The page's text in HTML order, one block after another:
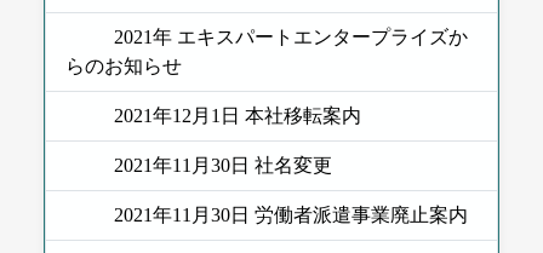
2021年 エキスパートエンタープライズか
らのお知らせ
2021年12月1日 本社移転案内
2021年11月30日 社名変更
2021年11月30日 労働者派遣事業廃止案内